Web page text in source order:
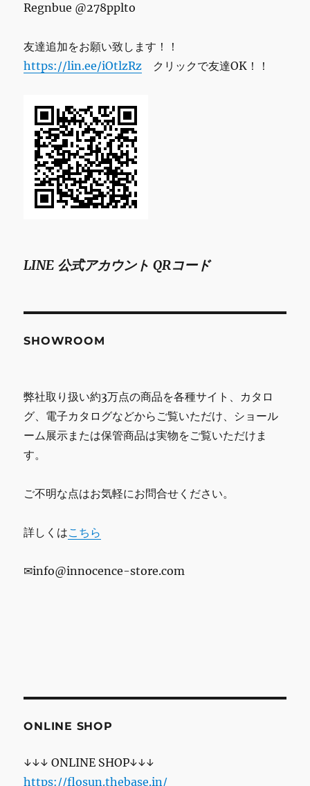
Regnbue @278pplto
友達追加をお願い致します！！
https://lin.ee/iOtlzRz クリックで友達OK！！
LINE 公式アカウント QRコード
SHOWROOM
弊社取り扱い約3万点の商品を各種サイト、カタロ
グ、電子カタログなどからご覧いただけ、ショール
ーム展示または保管商品は実物をご覧いただけま
す。
ご不明な点はお気軽にお問合せください。
詳しくはこちら
✉info@innocence-store.com
ONLINE SHOP
↓↓↓ ONLINE SHOP↓↓↓
https://flosun.thebase.in/